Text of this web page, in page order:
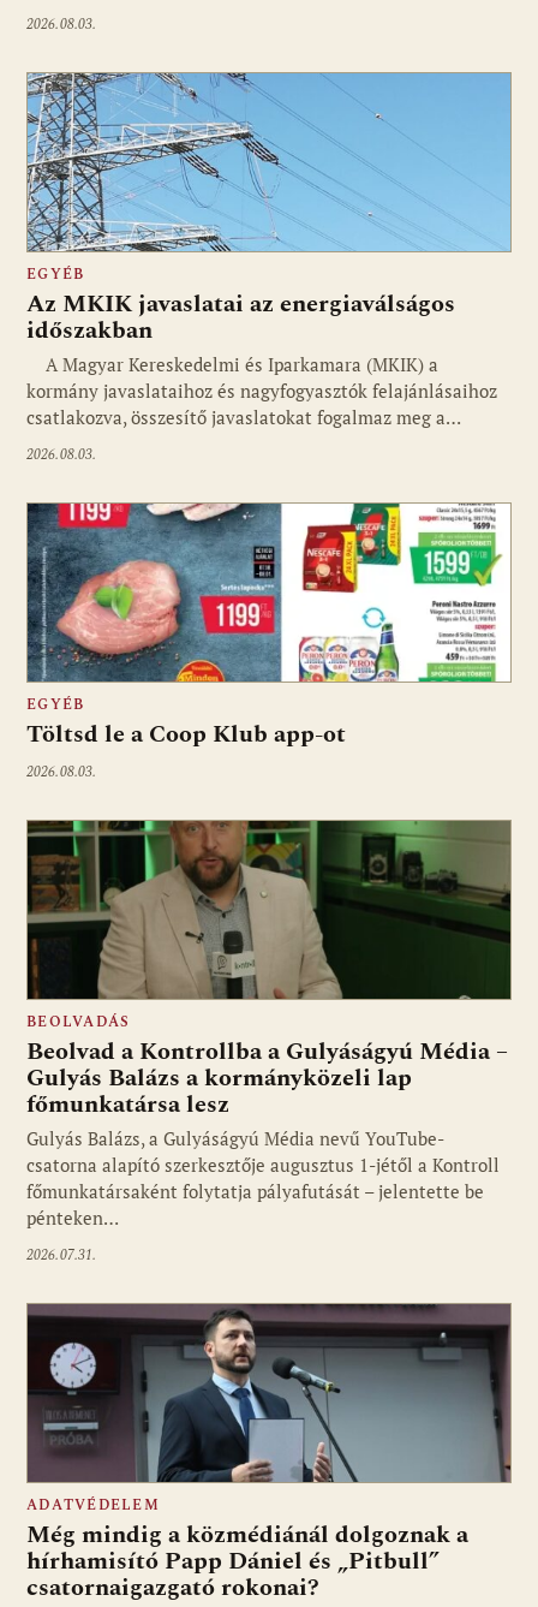
2026.08.03.
EGYÉB
Az MKIK javaslatai az energiaválságos
időszakban
A Magyar Kereskedelmi és Iparkamara (MKIK) a
kormány javaslataihoz és nagyfogyasztók felajánlásaihoz
csatlakozva, összesítő javaslatokat fogalmaz meg a…
2026.08.03.
EGYÉB
Töltsd le a Coop Klub app-ot
2026.08.03.
BEOLVADÁS
Beolvad a Kontrollba a Gulyáságyú Média –
Gulyás Balázs a kormányközeli lap
főmunkatársa lesz
Gulyás Balázs, a Gulyáságyú Média nevű YouTube-
csatorna alapító szerkesztője augusztus 1-jétől a Kontroll
főmunkatársaként folytatja pályafutását – jelentette be
pénteken…
2026.07.31.
ADATVÉDELEM
Még mindig a közmédiánál dolgoznak a
hírhamisító Papp Dániel és „Pitbull”
csatornaigazgató rokonai?